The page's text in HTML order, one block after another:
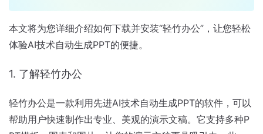
本文将为您详细介绍如何下载并安装“轻竹办公”，让您轻松
体验AI技术自动生成PPT的便捷。
1. 了解轻竹办公
轻竹办公是一款利用先进AI技术自动生成PPT的软件，可以
帮助用户快速制作出专业、美观的演示文稿。它支持多种P